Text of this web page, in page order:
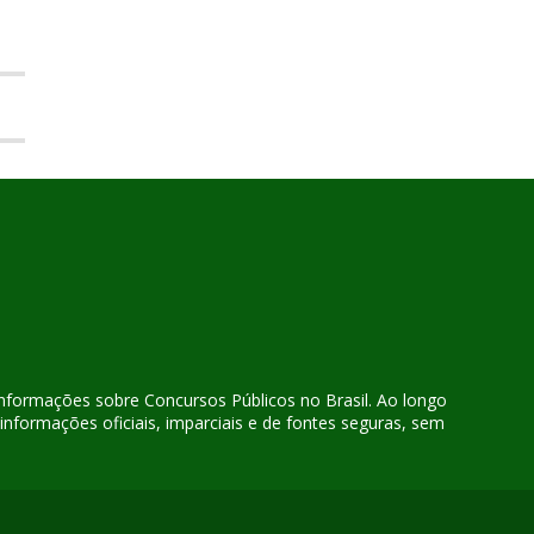
sobre Concursos Públicos no Brasil. Ao longo
oficiais, imparciais e de fontes seguras, sem